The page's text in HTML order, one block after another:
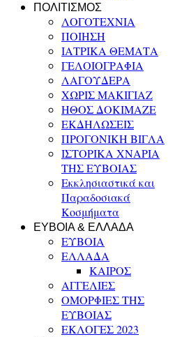
ΠΟΛΙΤΙΣΜΟΣ
ΛΟΓΟΤΕΧΝΙΑ
ΠΟΙΗΣΗ
ΙΑΤΡΙΚΑ ΘΕΜΑΤΑ
ΓΕΛΟΙΟΓΡΑΦΙΑ
ΛΑΓΟΥΔΕΡΑ
ΧΩΡΙΣ ΜΑΚΙΓΙΑΖ
ΗΘΟΣ ΔΟΚΙΜΑΖΕ
ΕΚΔΗΛΩΣΕΙΣ
ΠΡΟΓΟΝΙΚΗ ΒΙΓΛΑ
ΙΣΤΟΡΙΚΑ ΧΝΑΡΙΑ
ΤΗΣ ΕΥΒΟΙΑΣ
Εκκλησιαστικά και
Παραδοσιακά
Κοσμήματα
ΕΥΒΟΙΑ & ΕΛΛΑΔΑ
ΕΥΒΟΙΑ
ΕΛΛΑΔΑ
ΚΑΙΡΟΣ
ΑΓΓΕΛΙΕΣ
ΟΜΟΡΦΙΕΣ ΤΗΣ
ΕΥΒΟΙΑΣ
ΕΚΛΟΓΕΣ 2023